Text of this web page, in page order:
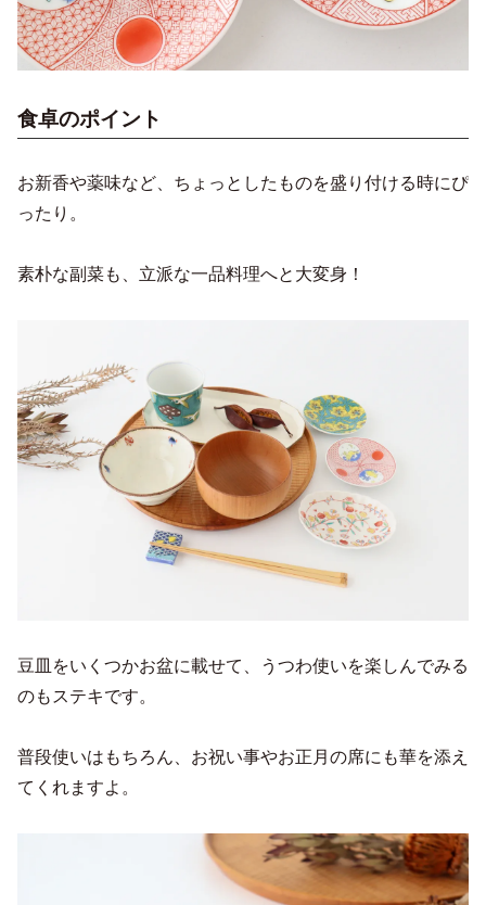
食卓のポイント
お新香や薬味など、ちょっとしたものを盛り付ける時にぴ
ったり。
素朴な副菜も、立派な一品料理へと大変身！
豆皿をいくつかお盆に載せて、うつわ使いを楽しんでみる
のもステキです。
普段使いはもちろん、お祝い事やお正月の席にも華を添え
てくれますよ。